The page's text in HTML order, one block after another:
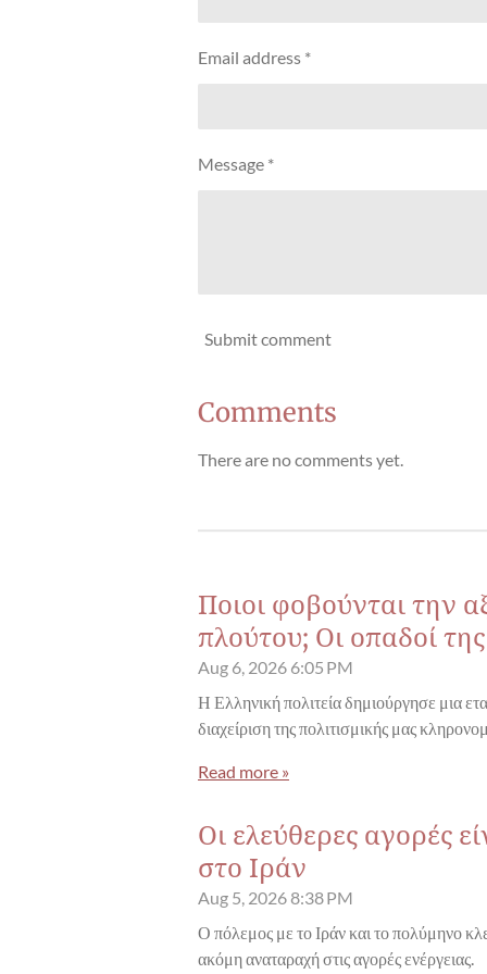
Email address *
Message *
Submit comment
Comments
There are no comments yet.
Ποιοι φοβούνται την
πλούτου; Οι οπαδοί
Aug 6, 2026 6:05 PM
Η Ελληνική πολιτεία δημιούργησε μια
διαχείριση της πολιτισμικής μας
Read more »
Οι ελεύθερες αγορές
στο Ιράν
Aug 5, 2026 8:38 PM
Ο πόλεμος με το Ιράν και το πολύμηνο
ακόμη αναταραχή στις αγορές ενέργειας.